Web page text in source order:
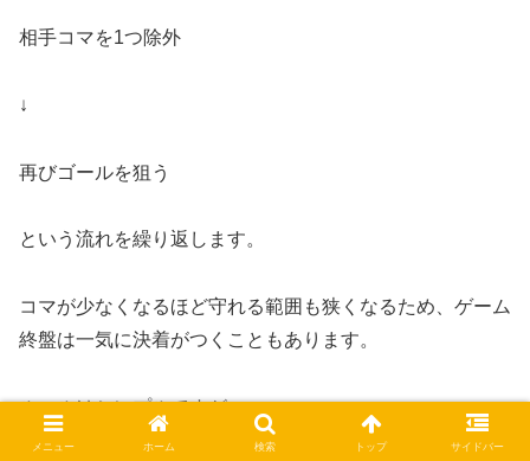
相手コマを1つ除外
↓
再びゴールを狙う
という流れを繰り返します。
コマが少なくなるほど守れる範囲も狭くなるため、ゲーム
終盤は一気に決着がつくこともあります。
ルールはシンプルですが、
メニュー ホーム 検索 トップ サイドバー